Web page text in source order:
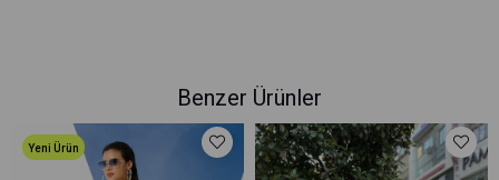
Benzer Ürünler
Yeni Ürün